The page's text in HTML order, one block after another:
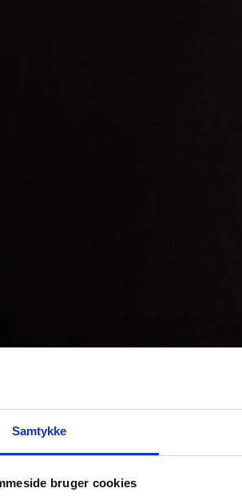
Samtykke
bruger cookies